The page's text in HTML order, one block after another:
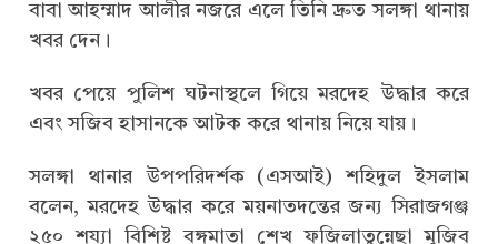
বাবা আহম্মাদ আলীর নজরে এলে তিনি দ্রুত সলঙ্গা থানায়
খবর দেন।
খবর পেয়ে পুলিশ ঘটনাস্থলে গিয়ে মরদেহ উদ্ধার করে
এবং সজিব হাসানকে আটক করে থানায় নিয়ে যায়।
সলঙ্গা থানার উপপরিদর্শক (এসআই) শহিদুল ইসলাম
বলেন, মরদেহ উদ্ধার করে ময়নাতদন্তের জন্য সিরাজগঞ্জ
২৫০ শয্যা বিশিষ্ট বঙ্গমাতা শেখ ফজিলাতুন্নেছা মুজিব